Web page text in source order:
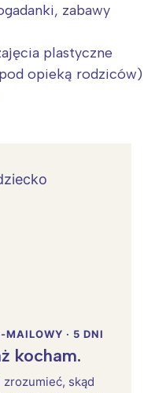
zabawy
plastyczne
opieką rodziców)
· 5 DNI
kocham.
skąd